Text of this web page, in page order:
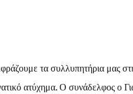
τα συλλυπητήρια μας
ατύχημα. Ο συνάδελφος ο